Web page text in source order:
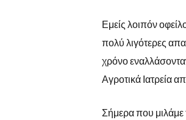
Εμείς λοιπόν
πολύ λιγότερες
χρόνο
Αγροτικά Ιατρεία
Σήμερα που μιλάμε